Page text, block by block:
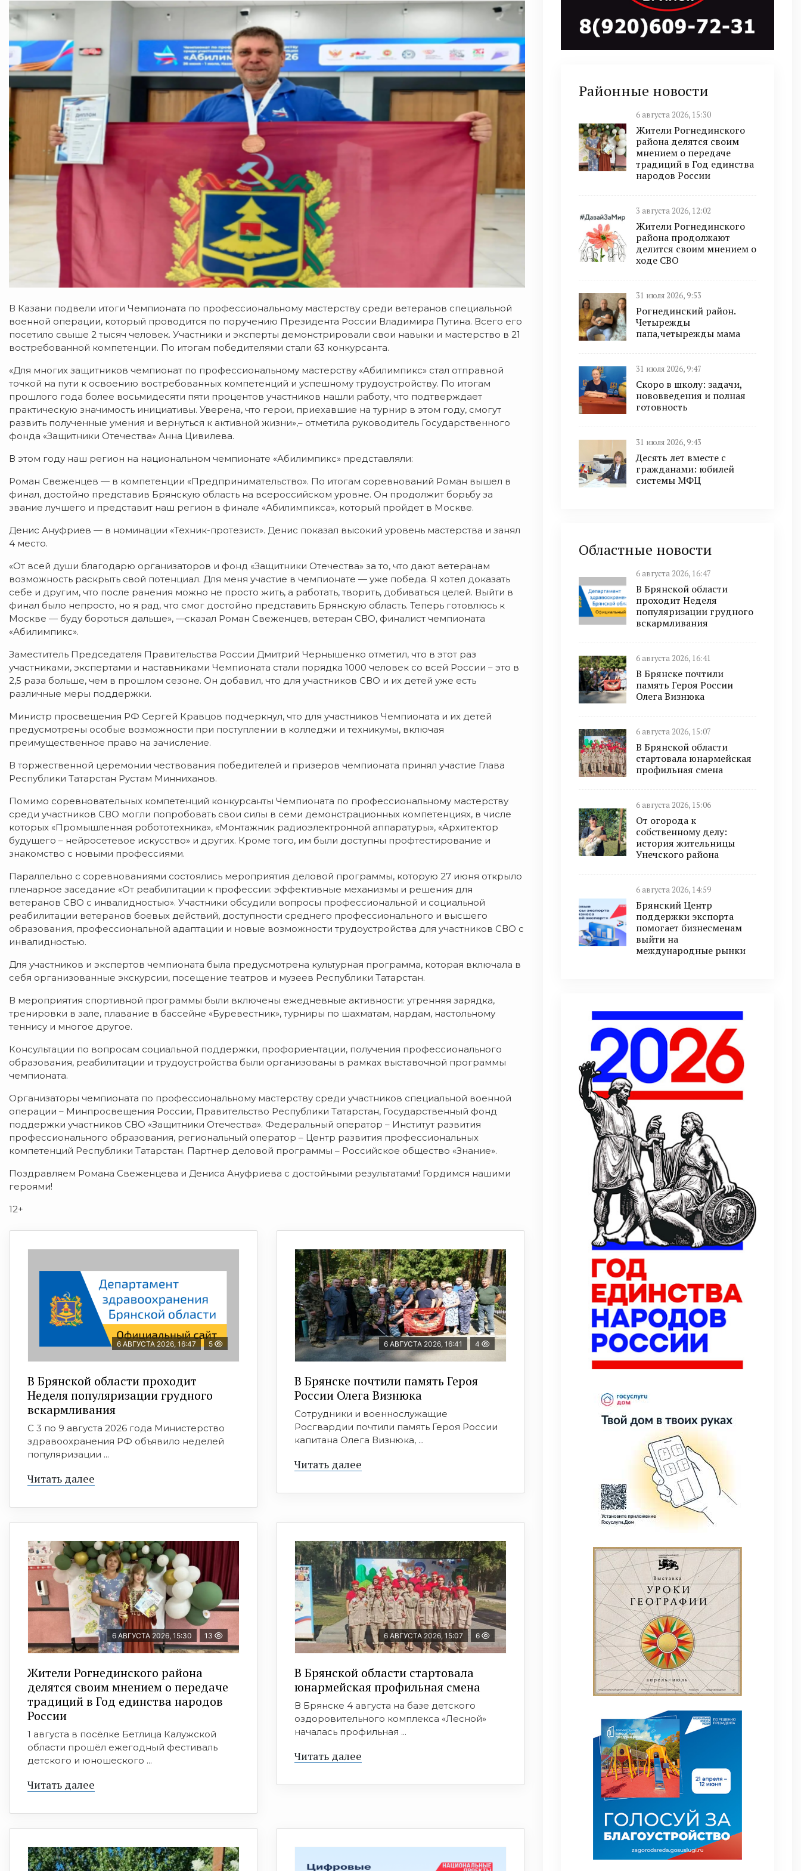
В Казани подвели итоги Чемпионата по профессиональному мастерству среди ветеранов специальной
военной операции, который проводится по поручению Президента России Владимира Путина. Всего его
посетило свыше 2 тысяч человек. Участники и эксперты демонстрировали свои навыки и мастерство в 21
востребованной компетенции. По итогам победителями стали 63 конкурсанта.
«Для многих защитников чемпионат по профессиональному мастерству «Абилимпикс» стал отправной
точкой на пути к освоению востребованных компетенций и успешному трудоустройству. По итогам
прошлого года более восьмидесяти пяти процентов участников нашли работу, что подтверждает
практическую значимость инициативы. Уверена, что герои, приехавшие на турнир в этом году, смогут
развить полученные умения и вернуться к активной жизни»,– отметила руководитель Государственного
фонда «Защитники Отечества» Анна Цивилева.
В этом году наш регион на национальном чемпионате «Абилимпикс» представляли:
Роман Свеженцев — в компетенции «Предпринимательство». По итогам соревнований Роман вышел в
финал, достойно представив Брянскую область на всероссийском уровне. Он продолжит борьбу за
звание лучшего и представит наш регион в финале «Абилимпикса», который пройдет в Москве.
Денис Ануфриев — в номинации «Техник-протезист». Денис показал высокий уровень мастерства и занял
4 место.
«От всей души благодарю организаторов и фонд «Защитники Отечества» за то, что дают ветеранам
возможность раскрыть свой потенциал. Для меня участие в чемпионате — уже победа. Я хотел доказать
себе и другим, что после ранения можно не просто жить, а работать, творить, добиваться целей. Выйти в
финал было непросто, но я рад, что смог достойно представить Брянскую область. Теперь готовлюсь к
Москве — буду бороться дальше», —сказал Роман Свеженцев, ветеран СВО, финалист чемпионата
«Абилимпикс».
Заместитель Председателя Правительства России Дмитрий Чернышенко отметил, что в этот раз
участниками, экспертами и наставниками Чемпионата стали порядка 1000 человек со всей России – это в
2,5 раза больше, чем в прошлом сезоне. Он добавил, что для участников СВО и их детей уже есть
различные меры поддержки.
Министр просвещения РФ Сергей Кравцов подчеркнул, что для участников Чемпионата и их детей
предусмотрены особые возможности при поступлении в колледжи и техникумы, включая
преимущественное право на зачисление.
В торжественной церемонии чествования победителей и призеров чемпионата принял участие Глава
Республики Татарстан Рустам Минниханов.
Помимо соревновательных компетенций конкурсанты Чемпионата по профессиональному мастерству
среди участников СВО могли попробовать свои силы в семи демонстрационных компетенциях, в числе
которых «Промышленная робототехника», «Монтажник радиоэлектронной аппаратуры», «Архитектор
будущего – нейросетевое искусство» и других. Кроме того, им были доступны профтестирование и
знакомство с новыми профессиями.
Параллельно с соревнованиями состоялись мероприятия деловой программы, которую 27 июня открыло
пленарное заседание «От реабилитации к профессии: эффективные механизмы и решения для
ветеранов СВО с инвалидностью». Участники обсудили вопросы профессиональной и социальной
реабилитации ветеранов боевых действий, доступности среднего профессионального и высшего
образования, профессиональной адаптации и новые возможности трудоустройства для участников СВО с
инвалидностью.
Для участников и экспертов чемпионата была предусмотрена культурная программа, которая включала в
себя организованные экскурсии, посещение театров и музеев Республики Татарстан.
В мероприятия спортивной программы были включены ежедневные активности: утренняя зарядка,
тренировки в зале, плавание в бассейне «Буревестник», турниры по шахматам, нардам, настольному
теннису и многое другое.
Консультации по вопросам социальной поддержки, профориентации, получения профессионального
образования, реабилитации и трудоустройства были организованы в рамках выставочной программы
чемпионата.
Организаторы чемпионата по профессиональному мастерству среди участников специальной военной
операции – Минпросвещения России, Правительство Республики Татарстан, Государственный фонд
поддержки участников СВО «Защитники Отечества». Федеральный оператор – Институт развития
профессионального образования, региональный оператор – Центр развития профессиональных
компетенций Республики Татарстан. Партнер деловой программы – Российское общество «Знание».
Поздравляем Романа Свеженцева и Дениса Ануфриева с достойными результатами! Гордимся нашими
героями!
12+
6 АВГУСТА 2026, 16:47 5
В Брянской области проходит
Неделя популяризации грудного
вскармливания
С 3 по 9 августа 2026 года Министерство
здравоохранения РФ объявило неделей
популяризации ...
Читать далее
6 АВГУСТА 2026, 16:41 4
В Брянске почтили память Героя
России Олега Визнюка
Сотрудники и военнослужащие
Росгвардии почтили память Героя России
капитана Олега Визнюка, ...
Читать далее
6 АВГУСТА 2026, 15:30 13
Жители Рогнединского района
делятся своим мнением о передаче
традиций в Год единства народов
России
1 августа в посёлке Бетлица Калужской
области прошёл ежегодный фестиваль
детского и юношеского ...
Читать далее
6 АВГУСТА 2026, 15:07 6
В Брянской области стартовала
юнармейская профильная смена
В Брянске 4 августа на базе детского
оздоровительного комплекса «Лесной»
началась профильная ...
Читать далее
Районные новости
6 августа 2026, 15:30
Жители Рогнединского
района делятся своим
мнением о передаче
традиций в Год единства
народов России
3 августа 2026, 12:02
Жители Рогнединского
района продолжают
делится своим мнением о
ходе СВО
31 июля 2026, 9:53
Рогнединский район.
Четырежды
папа,четырежды мама
31 июля 2026, 9:47
Скоро в школу: задачи,
нововведения и полная
готовность
31 июля 2026, 9:43
Десять лет вместе с
гражданами: юбилей
системы МФЦ
Областные новости
6 августа 2026, 16:47
В Брянской области
проходит Неделя
популяризации грудного
вскармливания
6 августа 2026, 16:41
В Брянске почтили
память Героя России
Олега Визнюка
6 августа 2026, 15:07
В Брянской области
стартовала юнармейская
профильная смена
6 августа 2026, 15:06
От огорода к
собственному делу:
история жительницы
Унечского района
6 августа 2026, 14:59
Брянский Центр
поддержки экспорта
помогает бизнесменам
выйти на
международные рынки